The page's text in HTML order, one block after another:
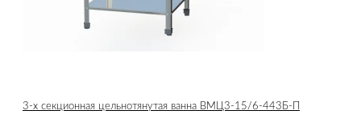
3-х секционная цельнотянутая ванна ВМЦ3-15/6-443Б-П